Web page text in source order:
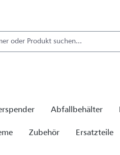
Abfallbehälter
Zubehör Ersatzteile